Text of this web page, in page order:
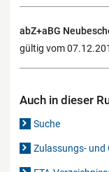
abZ+aBG
gültig vom
Auch in dieser
Suche
Zulassungs- und